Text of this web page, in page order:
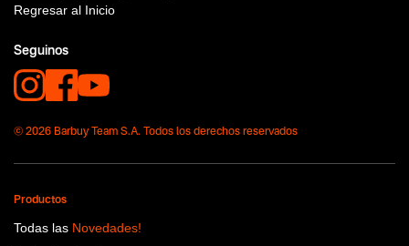
Regresar al Inicio
Seguinos
© 2026 Barbuy Team S.A. Todos los derechos reservados
Productos
Todas las Novedades!